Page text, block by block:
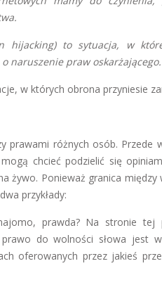
hijacking) to sytuacja, w
naruszenie praw oskarżającego.
w których obrona przyniesie
prawami różnych osób. Przede
chcieć podzielić się
żywo. Ponieważ granica
przykłady:
prawda? Na stronie
do wolności słowa jest
oferowanych przez jakieś